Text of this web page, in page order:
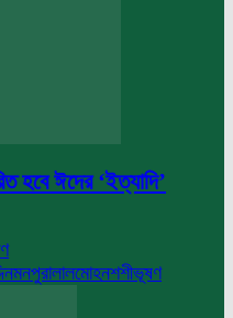
হবে ঈদের ‘ইত্যাদি’
মনপুরালালমোহনশশীভূষণ